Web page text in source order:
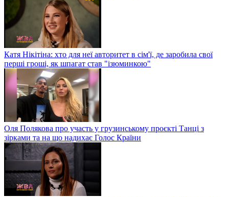
Катя Нікітіна: хто для неї авторитет в сім'ї, де заробила свої
перші гроші, як шпагат став "ізюминкою"
Оля Полякова про участь у грузинському проєкті Танці з
зірками та на що надихає Голос Країни